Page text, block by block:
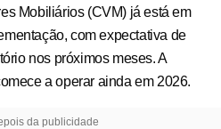
Mobiliários (CVM) já está em
com expectativa de
nos próximos meses. A
a operar ainda em 2026.
da publicidade